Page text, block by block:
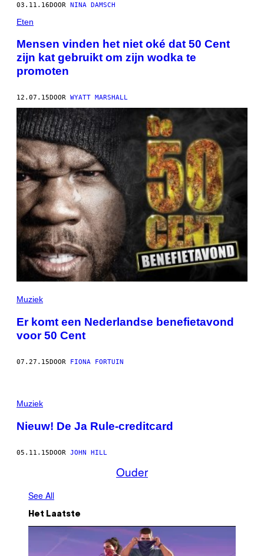
03.11.16DOOR NINA DAMSCH
Eten
Mensen vinden het niet oké dat 50 Cent
zijn kat gebruikt om zijn wodka te
promoten
12.07.15DOOR WYATT MARSHALL
Muziek
Er komt een Nederlandse benefietavond
voor 50 Cent
07.27.15DOOR FIONA FORTUIN
Muziek
Nieuw! De Ja Rule-creditcard
05.11.15DOOR JOHN HILL
Ouder
See All
Het Laatste